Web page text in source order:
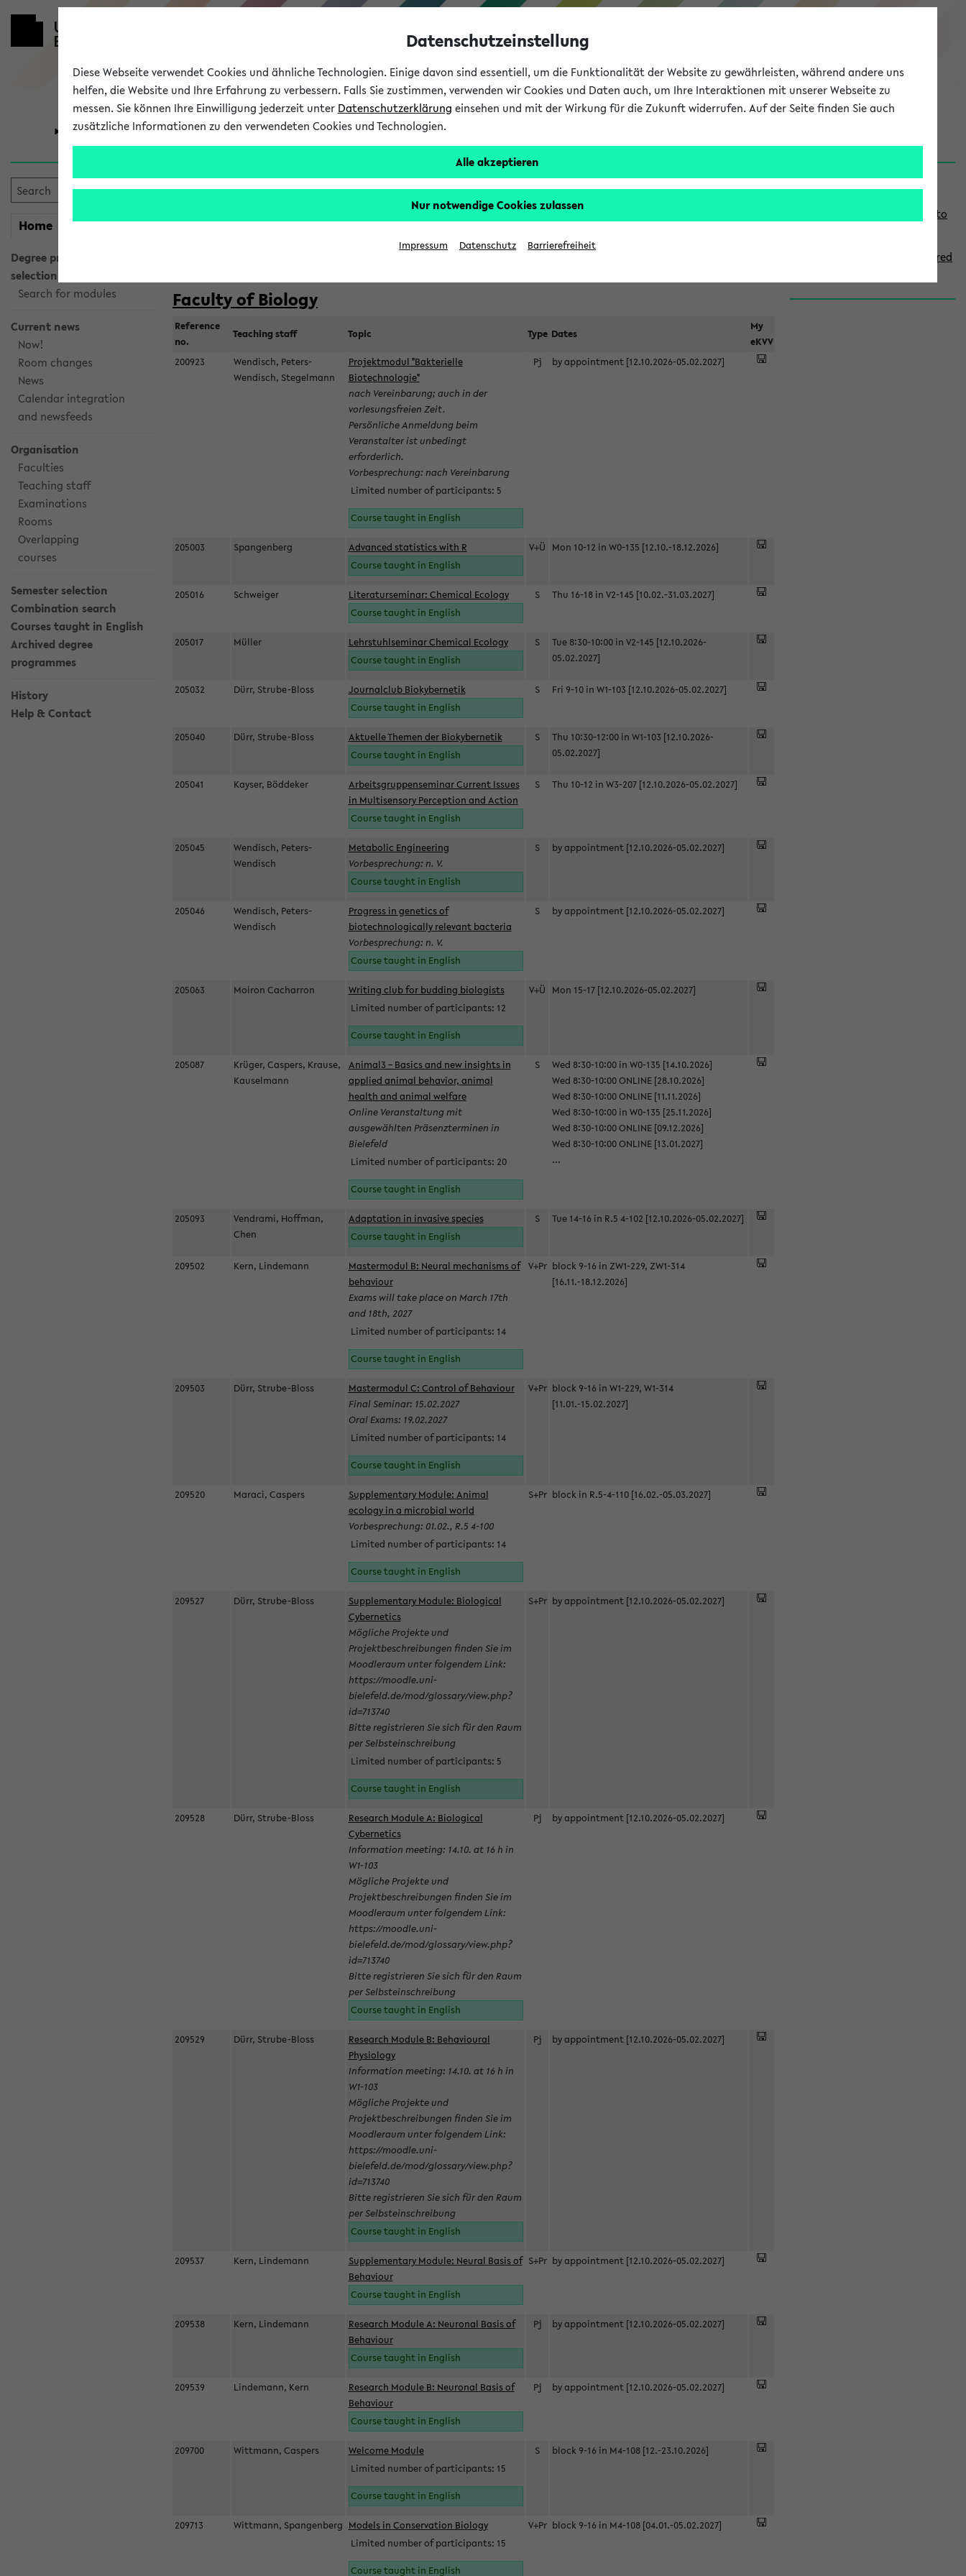
eKVV
University Research Studies
Home myeKVV
Degree programme
selection
Search for modules
Current news
Now!
Room changes
News
Calendar integration
and newsfeeds
Organisation
Faculties
Teaching staff
Examinations
Rooms
Overlapping
courses
Semester selection
Combination search
Courses taught in English
Archived degree
programmes
History
Help & Contact
Courses taught in English
Semester:
Faculty of Biology
Reference
no.
Teaching staff Topic Type Dates
My
eKVV
200923
Wendisch, Peters-
Wendisch, Stegelmann
Projektmodul "Bakterielle
Biotechnologie"
nach Vereinbarung; auch in der
vorlesungsfreien Zeit.
Persönliche Anmeldung beim
Veranstalter ist unbedingt
erforderlich.
Vorbesprechung: nach Vereinbarung
Limited number of participants: 5
Course taught in English
Pj by appointment [12.10.2026-05.02.2027]
205003 Spangenberg
Advanced statistics with R
Course taught in English
V+Ü Mon 10-12 in W0-135 [12.10.-18.12.2026]
205016 Schweiger
Literaturseminar: Chemical Ecology
Course taught in English
S Thu 16-18 in V2-145 [10.02.-31.03.2027]
205017 Müller
Lehrstuhlseminar Chemical Ecology
Course taught in English
S
Tue 8:30-10:00 in V2-145 [12.10.2026-
05.02.2027]
205032 Dürr, Strube-Bloss
Journalclub Biokybernetik
Course taught in English
S Fri 9-10 in W1-103 [12.10.2026-05.02.2027]
205040 Dürr, Strube-Bloss
Aktuelle Themen der Biokybernetik
Course taught in English
S
Thu 10:30-12:00 in W1-103 [12.10.2026-
05.02.2027]
205041 Kayser, Böddeker
Arbeitsgruppenseminar Current Issues
in Multisensory Perception and Action
Course taught in English
S Thu 10-12 in W3-207 [12.10.2026-05.02.2027]
205045
Wendisch, Peters-
Wendisch
Metabolic Engineering
Vorbesprechung: n. V.
Course taught in English
S by appointment [12.10.2026-05.02.2027]
205046
Wendisch, Peters-
Wendisch
Progress in genetics of
biotechnologically relevant bacteria
Vorbesprechung: n. V.
Course taught in English
S by appointment [12.10.2026-05.02.2027]
205063 Moiron Cacharron
Writing club for budding biologists
Limited number of participants: 12
Course taught in English
V+Ü Mon 15-17 [12.10.2026-05.02.2027]
205087
Krüger, Caspers, Krause,
Kauselmann
Animal3 – Basics and new insights in
applied animal behavior, animal
health and animal welfare
Online Veranstaltung mit
ausgewählten Präsenzterminen in
Bielefeld
Limited number of participants: 20
Course taught in English
S
Wed 8:30-10:00 in W0-135 [14.10.2026]
Wed 8:30-10:00 ONLINE [28.10.2026]
Wed 8:30-10:00 ONLINE [11.11.2026]
Wed 8:30-10:00 in W0-135 [25.11.2026]
Wed 8:30-10:00 ONLINE [09.12.2026]
Wed 8:30-10:00 ONLINE [13.01.2027]
...
205093
Vendrami, Hoffman,
Chen
Adaptation in invasive species
Course taught in English
S Tue 14-16 in R.5 4-102 [12.10.2026-05.02.2027]
209502 Kern, Lindemann
Mastermodul B: Neural mechanisms of
behaviour
Exams will take place on March 17th
and 18th, 2027
Limited number of participants: 14
Course taught in English
V+Pr block 9-16 in ZW1-229, ZW1-314
[16.11.-18.12.2026]
209503 Dürr, Strube-Bloss
Mastermodul C: Control of Behaviour
Final Seminar: 15.02.2027
Oral Exams: 19.02.2027
Limited number of participants: 14
Course taught in English
V+Pr block 9-16 in W1-229, W1-314
[11.01.-15.02.2027]
209520 Maraci, Caspers
Supplementary Module: Animal
ecology in a microbial world
Vorbesprechung: 01.02., R.5 4-100
Limited number of participants: 14
Course taught in English
S+Pr block in R.5-4-110 [16.02.-05.03.2027]
209527 Dürr, Strube-Bloss
Supplementary Module: Biological
Cybernetics
Mögliche Projekte und
Projektbeschreibungen finden Sie im
Moodleraum unter folgendem Link:
https://moodle.uni-
bielefeld.de/mod/glossary/view.php?
id=713740
Bitte registrieren Sie sich für den Raum
per Selbsteinschreibung
Limited number of participants: 5
Course taught in English
S+Pr by appointment [12.10.2026-05.02.2027]
209528 Dürr, Strube-Bloss
Research Module A: Biological
Cybernetics
Information meeting: 14.10. at 16 h in
W1-103
Mögliche Projekte und
Projektbeschreibungen finden Sie im
Moodleraum unter folgendem Link:
https://moodle.uni-
bielefeld.de/mod/glossary/view.php?
id=713740
Bitte registrieren Sie sich für den Raum
per Selbsteinschreibung
Course taught in English
Pj by appointment [12.10.2026-05.02.2027]
209529 Dürr, Strube-Bloss
Research Module B: Behavioural
Physiology
Information meeting: 14.10. at 16 h in
W1-103
Mögliche Projekte und
Projektbeschreibungen finden Sie im
Moodleraum unter folgendem Link:
https://moodle.uni-
bielefeld.de/mod/glossary/view.php?
id=713740
Bitte registrieren Sie sich für den Raum
per Selbsteinschreibung
Course taught in English
Pj by appointment [12.10.2026-05.02.2027]
209537 Kern, Lindemann
Supplementary Module: Neural Basis of
Behaviour
Course taught in English
S+Pr by appointment [12.10.2026-05.02.2027]
209538 Kern, Lindemann
Research Module A: Neuronal Basis of
Behaviour
Course taught in English
Pj by appointment [12.10.2026-05.02.2027]
209539 Lindemann, Kern
Research Module B: Neuronal Basis of
Behaviour
Course taught in English
Pj by appointment [12.10.2026-05.02.2027]
209700 Wittmann, Caspers
Welcome Module
Limited number of participants: 15
Course taught in English
S block 9-16 in M4-108 [12.-23.10.2026]
209713 Wittmann, Spangenberg Models in Conservation Biology
Limited number of participants: 15
Course taught in English
V+Pr block 9-16 in M4-108 [04.01.-05.02.2027]
S
d
Links
Use the combination search to
How to indicate courses offered
Datenschutzeinstellung
Diese Webseite verwendet Cookies und ähnliche Technologien. Einige davon sind essentiell, um die Funktionalität der Website zu gewährleisten, während andere uns
helfen, die Website und Ihre Erfahrung zu verbessern. Falls Sie zustimmen, verwenden wir Cookies und Daten auch, um Ihre Interaktionen mit unserer Webseite zu
messen. Sie können Ihre Einwilligung jederzeit unter Datenschutzerklärung einsehen und mit der Wirkung für die Zukunft widerrufen. Auf der Seite finden Sie auch
zusätzliche Informationen zu den verwendeten Cookies und Technologien.
Alle akzeptieren
Nur notwendige Cookies zulassen
Impressum Datenschutz Barrierefreiheit